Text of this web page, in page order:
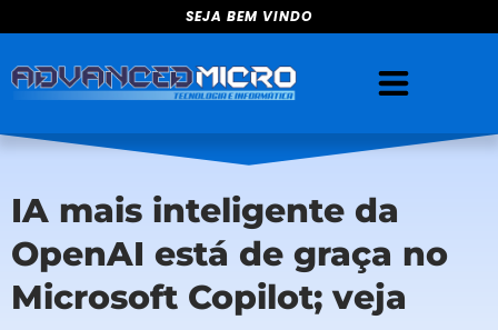
para
conteúdo
SEJA BEM VINDO
IA mais inteligente da
OpenAI está de graça no
Microsoft Copilot; veja